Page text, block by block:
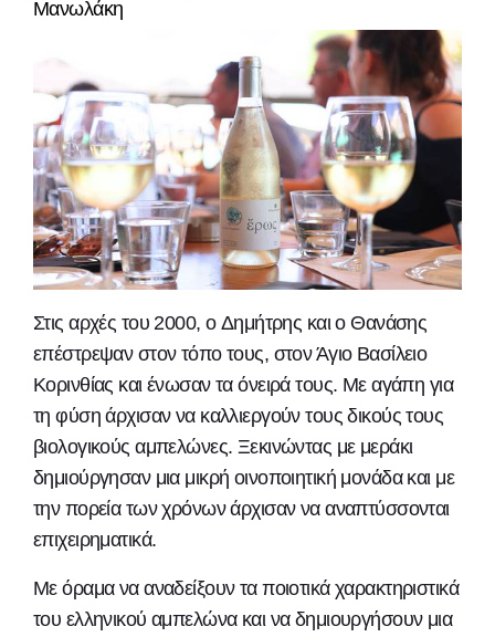
Μανωλάκη
Στις αρχές του 2000, o Δημήτρης και ο Θανάσης
επέστρεψαν στον τόπο τους, στον Άγιο Βασίλειο
Κορινθίας και ένωσαν τα όνειρά τους. Με αγάπη για
τη φύση άρχισαν να καλλιεργούν τους δικούς τους
βιολογικούς αμπελώνες. Ξεκινώντας με μεράκι
δημιούργησαν μια μικρή οινοποιητική μονάδα και με
την πορεία των χρόνων άρχισαν να αναπτύσσονται
επιχειρηματικά.
Με όραμα να αναδείξουν τα ποιοτικά χαρακτηριστικά
του ελληνικού αμπελώνα και να δημιουργήσουν μια